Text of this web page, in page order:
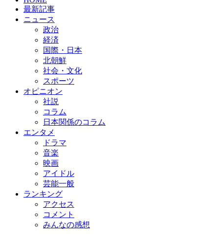
最新記事
ニュース
政治
経済
国際・日本
北朝鮮
社会・文化
スポーツ
オピニオン
社説
コラム
日本関係のコラム
エンタメ
ドラマ
音楽
映画
アイドル
芸能一般
ランキング
アクセス
コメント
みんなの感想